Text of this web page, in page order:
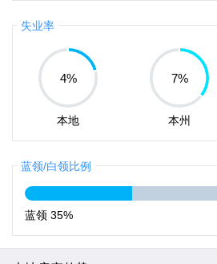
失业率
4%
本地
7%
本州
蓝领/白领比例
蓝领 35%